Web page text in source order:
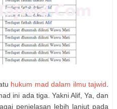
hukum mad dalam ilmu tajwid.
ini ada tiga. Yakni Alif, Ya, dan
penjelasan lebih lanjut pada